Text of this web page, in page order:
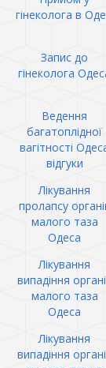
гінеколога в
Запис до
гінеколога
Ведення
багатоплідної
вагітності
відгуки
Лікування
пролапсу
малого таза
Одеса
Лікування
випадіння
малого таза
Одеса
Лікування
випадіння